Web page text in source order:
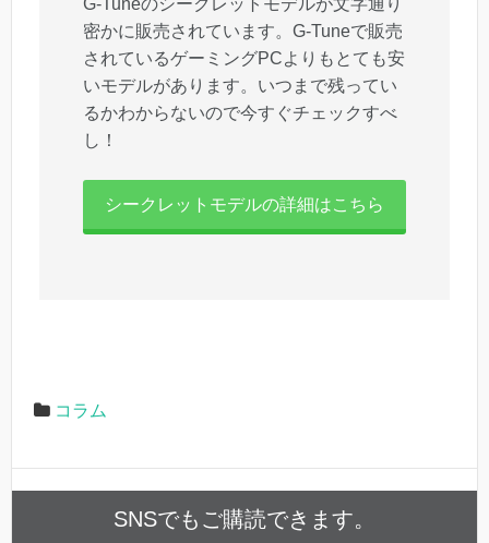
G-Tuneのシークレットモデルが文字通り
密かに販売されています。G-Tuneで販売
されているゲーミングPCよりもとても安
いモデルがあります。いつまで残ってい
るかわからないので今すぐチェックすべ
し！
シークレットモデルの詳細はこちら
コラム
SNSでもご購読できます。